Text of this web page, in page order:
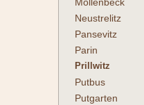
Möllenbeck
Neustrelitz
Pansevitz
Parin
Prillwitz
Putbus
Putgarten